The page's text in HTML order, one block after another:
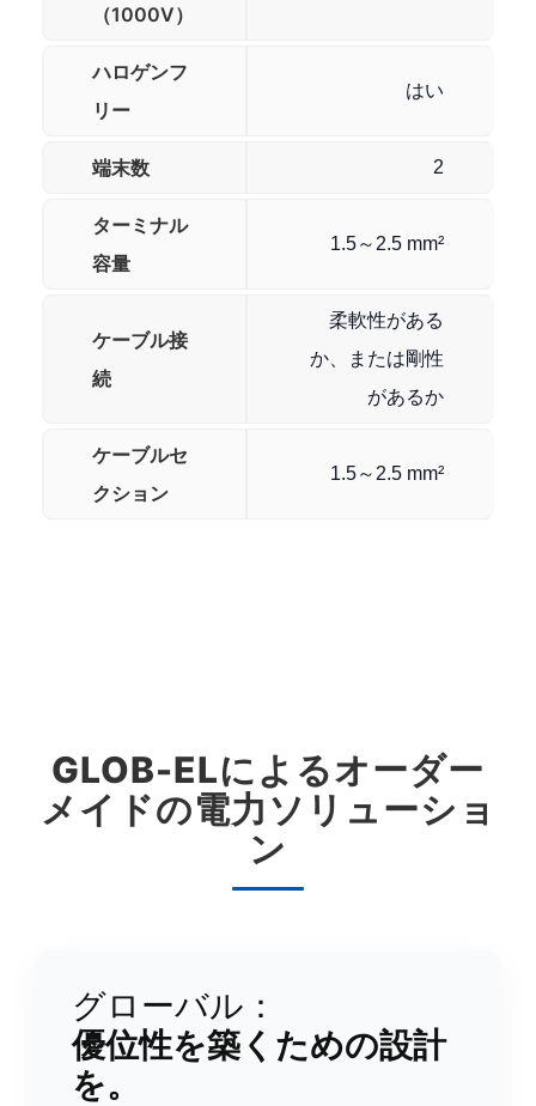
（1000V）
ハロゲンフ
リー
はい
端末数 2
ターミナル
容量
1.5～2.5 mm²
ケーブル接
続
柔軟性がある
か、または剛性
があるか
ケーブルセ
クション
1.5～2.5 mm²
GLOB-ELによるオーダー
メイドの電力ソリューショ
ン
グローバル：
優位性を築くための設計
を。